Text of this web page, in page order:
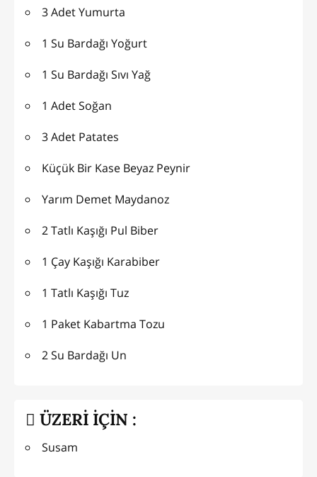
3 Adet Yumurta
1 Su Bardağı Yoğurt
1 Su Bardağı Sıvı Yağ
1 Adet Soğan
3 Adet Patates
Küçük Bir Kase Beyaz Peynir
Yarım Demet Maydanoz
2 Tatlı Kaşığı Pul Biber
1 Çay Kaşığı Karabiber
1 Tatlı Kaşığı Tuz
1 Paket Kabartma Tozu
2 Su Bardağı Un
ÜZERİ İÇİN :
Susam